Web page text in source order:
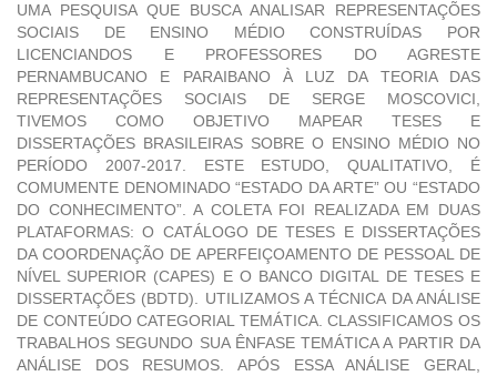
UMA PESQUISA QUE BUSCA ANALISAR REPRESENTAÇÕES
SOCIAIS DE ENSINO MÉDIO CONSTRUÍDAS POR
LICENCIANDOS E PROFESSORES DO AGRESTE
PERNAMBUCANO E PARAIBANO À LUZ DA TEORIA DAS
REPRESENTAÇÕES SOCIAIS DE SERGE MOSCOVICI,
TIVEMOS COMO OBJETIVO MAPEAR TESES E
DISSERTAÇÕES BRASILEIRAS SOBRE O ENSINO MÉDIO NO
PERÍODO 2007-2017. ESTE ESTUDO, QUALITATIVO, É
COMUMENTE DENOMINADO “ESTADO DA ARTE” OU “ESTADO
DO CONHECIMENTO”. A COLETA FOI REALIZADA EM DUAS
PLATAFORMAS: O CATÁLOGO DE TESES E DISSERTAÇÕES
DA COORDENAÇÃO DE APERFEIÇOAMENTO DE PESSOAL DE
NÍVEL SUPERIOR (CAPES) E O BANCO DIGITAL DE TESES E
DISSERTAÇÕES (BDTD). UTILIZAMOS A TÉCNICA DA ANÁLISE
DE CONTEÚDO CATEGORIAL TEMÁTICA. CLASSIFICAMOS OS
TRABALHOS SEGUNDO SUA ÊNFASE TEMÁTICA A PARTIR DA
ANÁLISE DOS RESUMOS. APÓS ESSA ANÁLISE GERAL,